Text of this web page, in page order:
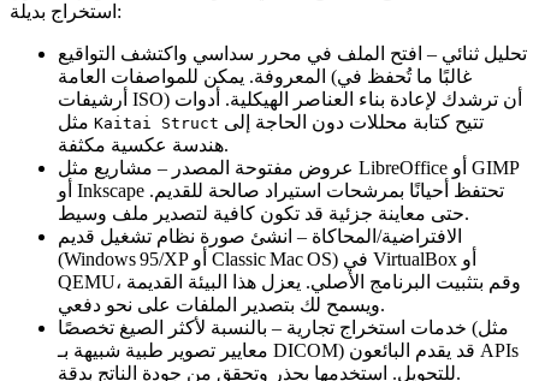
استخراج بديلة:
تحليل ثنائي – افتح الملف في محرر سداسي واكتشف التواقيع
المعروفة. يمكن للمواصفات العامة (غالبًا ما تُحفظ في
أرشيفات ISO) أن ترشدك لإعادة بناء العناصر الهيكلية. أدوات
Kaitai Struct
هندسة عكسية مكثفة.
عروض مفتوحة المصدر – مشاريع مثل LibreOffice أو GIMP
أو Inkscape تحتفظ أحيانًا بمرشحات استيراد صالحة للقديم.
حتى معاينة جزئية قد تكون كافية لتصدير ملف وسيط.
الافتراضية/المحاكاة – انشئ صورة نظام تشغيل قديم
(Windows 95/XP أو Classic Mac OS) في VirtualBox أو
QEMU، وقم بتثبيت البرنامج الأصلي. يعزل هذا البيئة القديمة
ويسمح لك بتصدير الملفات على نحو دفعي.
خدمات استخراج تجارية – بالنسبة لأكثر الصيغ تخصصًا (مثل
معايير تصوير طبية شبيهة بـ DICOM) قد يقدم البائعون APIs
للتحويل. استخدمها بحذر وتحقق من جودة الناتج بدقة.